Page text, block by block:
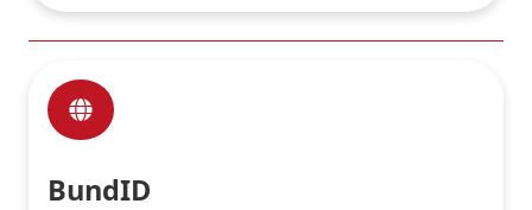
BundID